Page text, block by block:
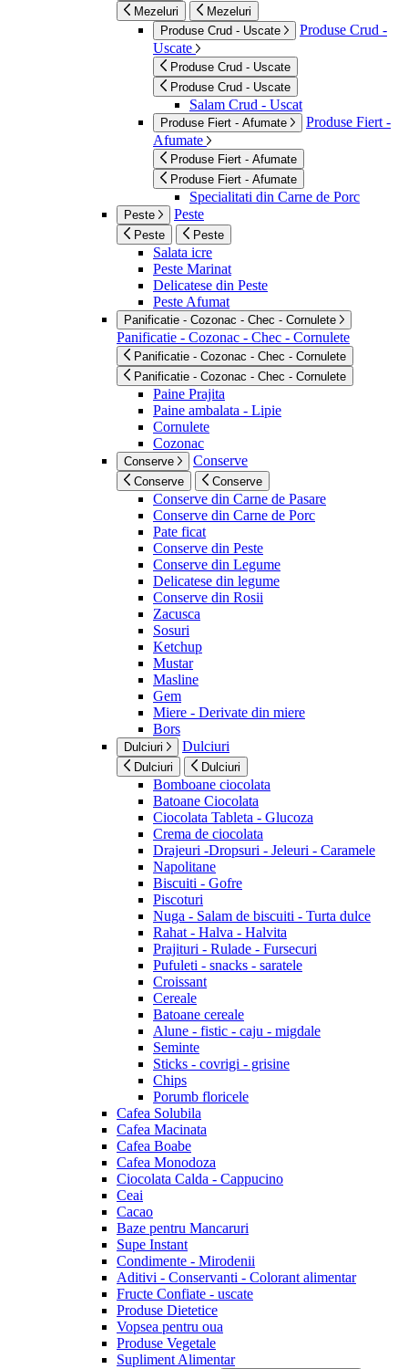
Mezeluri
Mezeluri
Produse Crud - Uscate
Produse Crud -
Uscate
Produse Crud - Uscate
Produse Crud - Uscate
Salam Crud - Uscat
Produse Fiert - Afumate
Produse Fiert -
Afumate
Produse Fiert - Afumate
Produse Fiert - Afumate
Specialitati din Carne de Porc
Peste Peste
Peste Peste
Salata icre
Peste Marinat
Delicatese din Peste
Peste Afumat
Panificatie - Cozonac - Chec - Cornulete
Panificatie - Cozonac - Chec - Cornulete
Panificatie - Cozonac - Chec - Cornulete
Panificatie - Cozonac - Chec - Cornulete
Paine Prajita
Paine ambalata - Lipie
Cornulete
Cozonac
Conserve Conserve
Conserve Conserve
Conserve din Carne de Pasare
Conserve din Carne de Porc
Pate ficat
Conserve din Peste
Conserve din Legume
Delicatese din legume
Conserve din Rosii
Zacusca
Sosuri
Ketchup
Mustar
Masline
Gem
Miere - Derivate din miere
Bors
Dulciuri Dulciuri
Dulciuri Dulciuri
Bomboane ciocolata
Batoane Ciocolata
Ciocolata Tableta - Glucoza
Crema de ciocolata
Drajeuri -Dropsuri - Jeleuri - Caramele
Napolitane
Biscuiti - Gofre
Piscoturi
Nuga - Salam de biscuiti - Turta dulce
Rahat - Halva - Halvita
Prajituri - Rulade - Fursecuri
Pufuleti - snacks - saratele
Croissant
Cereale
Batoane cereale
Alune - fistic - caju - migdale
Seminte
Sticks - covrigi - grisine
Chips
Porumb floricele
Cafea Solubila
Cafea Macinata
Cafea Boabe
Cafea Monodoza
Ciocolata Calda - Cappucino
Ceai
Cacao
Baze pentru Mancaruri
Supe Instant
Condimente - Mirodenii
Aditivi - Conservanti - Colorant alimentar
Fructe Confiate - uscate
Produse Dietetice
Vopsea pentru oua
Produse Vegetale
Supliment Alimentar